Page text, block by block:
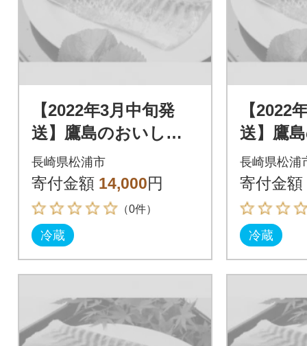
【2022年3月中旬発
送】鷹島のおいしか
タイ(1.2kg)
長崎県松浦市
寄付金額 14,000円
（0件）
冷蔵
【2022
送】鷹
タイ
長崎県松浦
寄付金額
冷蔵